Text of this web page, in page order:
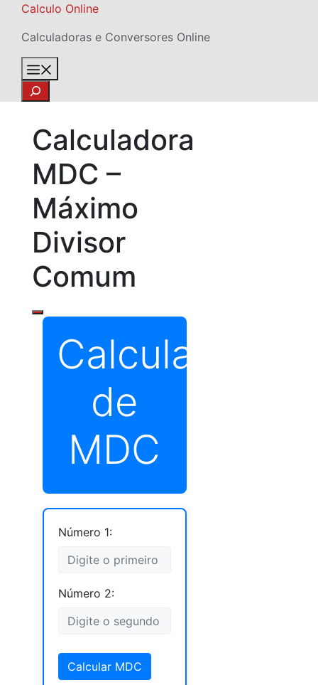
Skip
content
Calculo Online
Calculadoras e Conversores Online
Search
Calculadora
MDC –
Máximo
Divisor
Comum
Calculadora
de
MDC
Número 1:
Número 2:
Calcular MDC